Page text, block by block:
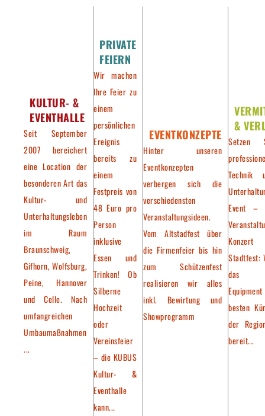
KULTUR- &
EVENTHALLE
Seit September
2007 bereichert
eine Location der
besonderen Art das
Kultur- und
Unterhaltungsleben
im Raum
Braunschweig,
Gifhorn, Wolfsburg,
Peine, Hannover
und Celle. Nach
umfangreichen
Umbaumaßnahmen
...
PRIVATE
FEIERN
Wir machen
Ihre Feier zu
einem
persönlichen
Ereignis
bereits zu
einem
Festpreis von
48 Euro pro
Person
inklusive
Essen und
Trinken! Ob
Silberne
Hochzeit
oder
Vereinsfeier
– die KUBUS
Kultur- &
Eventhalle
kann...
EVENTKONZEPTE
Hinter unseren
Eventkonzepten
verbergen sich die
verschiedensten
Veranstaltungsideen.
Vom Altstadfest über
die Firmenfeier bis hin
zum Schützenfest
realisieren wir alles
inkl. Bewirtung und
Showprogramm
&
Setzen
Technik
Event –
Stadtfest:
das
besten
der
bereit...